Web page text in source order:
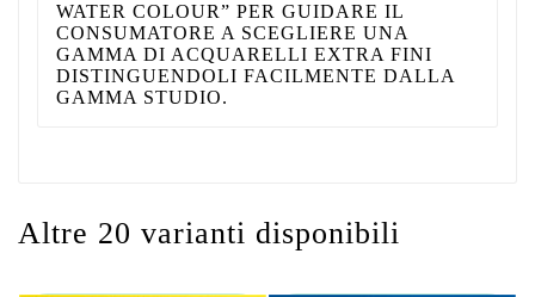
WATER COLOUR” PER GUIDARE IL
CONSUMATORE A SCEGLIERE UNA
GAMMA DI ACQUARELLI EXTRA FINI
DISTINGUENDOLI FACILMENTE DALLA
GAMMA STUDIO.
Altre 20 varianti disponibili